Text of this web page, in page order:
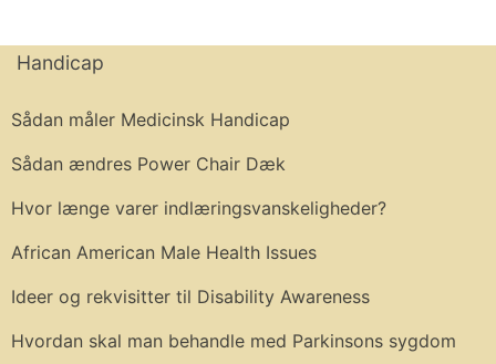
Handicap
Sådan måler Medicinsk Handicap
Sådan ændres Power Chair Dæk
Hvor længe varer indlæringsvanskeligheder?
African American Male Health Issues
Ideer og rekvisitter til Disability Awareness
Hvordan skal man behandle med Parkinsons sygdom